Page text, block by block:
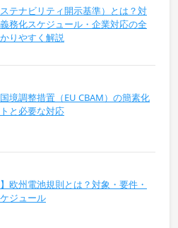
ステナビリティ開示基準）とは？対
務化スケジュール・企業対応の全
りやすく解説
境調整措置（EU CBAM）の簡素化
と必要な対応
】欧州電池規則とは？対象・要件・
ジュール